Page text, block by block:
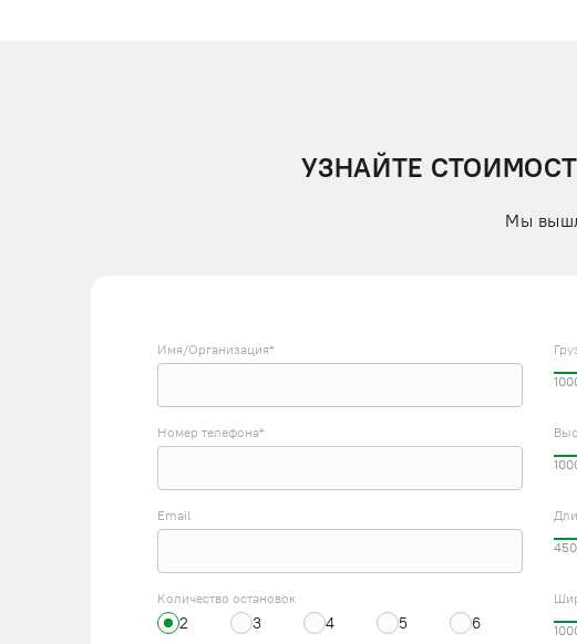
УЗНАЙТЕ
Мы
Имя/Организация*
Номер телефона*
Email
Количество остановок
2 3 4 5 6